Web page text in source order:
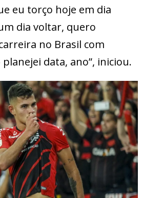
eu torço hoje em dia
dia voltar, quero
no Brasil com
data, ano”, iniciou.